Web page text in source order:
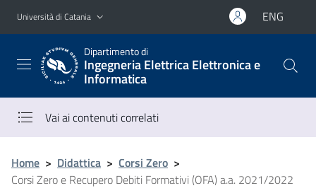
Vai al contenuto principale
Vai al menu di navigazione
Università di Catania ENG
Dipartimento di
Ingegneria Elettrica Elettronica e
Informatica
Vai ai contenuti correlati
Home > Didattica > Corsi Zero >
Corsi Zero e Recupero Debiti Formativi (OFA) a.a. 2021/2022